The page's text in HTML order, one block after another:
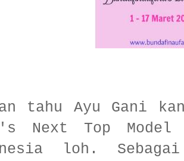
tahu Ayu Gani
Next Top Model
loh.